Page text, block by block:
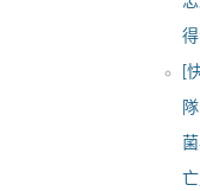
[